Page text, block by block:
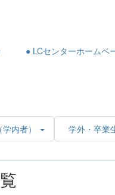
● LCセンターホームペ
内者） 学外・卒業